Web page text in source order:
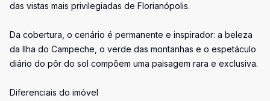
das vistas mais privilegiadas de Florianópolis.
Da cobertura, o cenário é permanente e inspirador: a beleza
da Ilha do Campeche, o verde das montanhas e o espetáculo
diário do pôr do sol compõem uma paisagem rara e exclusiva.
Diferenciais do imóvel